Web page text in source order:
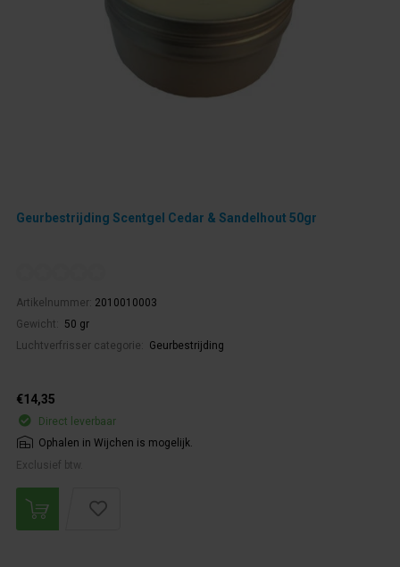
Geurbestrijding Scentgel Cedar & Sandelhout 50gr
Artikelnummer: 2010010003
Gewicht:
50 gr
Luchtverfrisser categorie:
Geurbestrijding
€14,35
Direct leverbaar
Ophalen in Wijchen is mogelijk.
Exclusief btw.